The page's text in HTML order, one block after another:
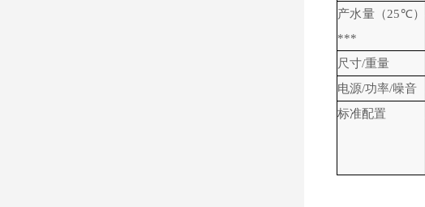
产水量（25℃）
***
尺寸/重量
电源/功率/噪音
标准配置